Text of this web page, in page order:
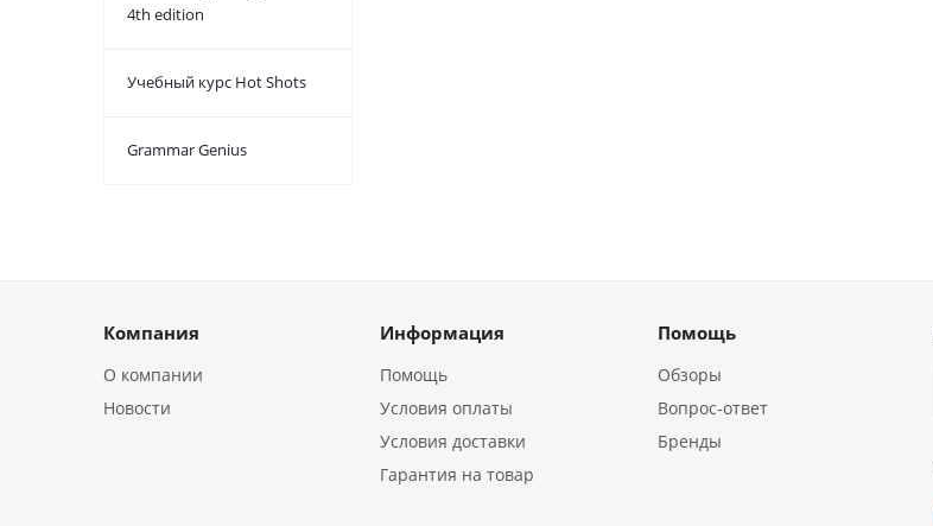
4th edition
Учебный курс Hot Shots
Grammar Genius
Компания
О компании
Новости
Информация
Помощь
Условия оплаты
Условия доставки
Гарантия на товар
Помощь
Обзоры
Вопрос-ответ
Бренды